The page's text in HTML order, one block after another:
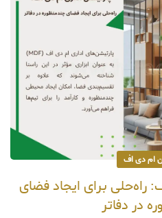
ام دی اف
راه‌حلی برای ایجاد فضای
در دفاتر